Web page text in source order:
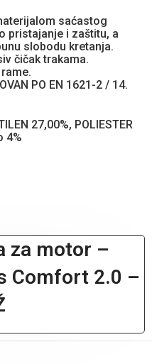
saćastog
pristajanje i zaštitu, a
slobodu kretanja.
čičak trakama.
PO EN 1621-2 / 14.
27,00%, POLIESTER
4%
za motor –
Comfort 2.0 –